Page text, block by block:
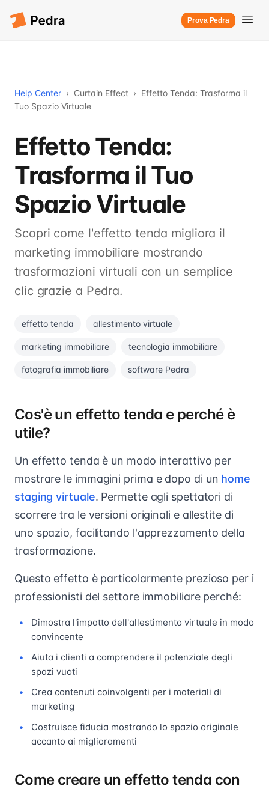
Prova Pedra
Help Center › Curtain Effect › Effetto Tenda: Trasforma il
Tuo Spazio Virtuale
Effetto Tenda:
Trasforma il Tuo
Spazio Virtuale
Scopri come l'effetto tenda migliora il
marketing immobiliare mostrando
trasformazioni virtuali con un semplice
clic grazie a Pedra.
effetto tenda allestimento virtuale
marketing immobiliare tecnologia immobiliare
fotografia immobiliare software Pedra
Cos'è un effetto tenda e perché è
utile?
Un effetto tenda è un modo interattivo per
mostrare le immagini prima e dopo di un home
staging virtuale. Permette agli spettatori di
scorrere tra le versioni originali e allestite di
uno spazio, facilitando l'apprezzamento della
trasformazione.
Questo effetto è particolarmente prezioso per i
professionisti del settore immobiliare perché:
Dimostra l'impatto dell'allestimento virtuale in modo
convincente
Aiuta i clienti a comprendere il potenziale degli
spazi vuoti
Crea contenuti coinvolgenti per i materiali di
marketing
Costruisce fiducia mostrando lo spazio originale
accanto ai miglioramenti
Come creare un effetto tenda con